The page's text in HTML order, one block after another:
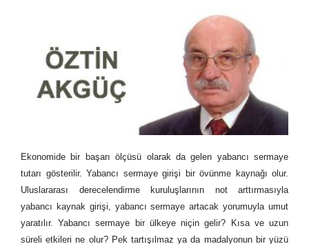
Ekonomide bir başarı ölçüsü olarak da gelen yabancı sermaye
tutarı gösterilir. Yabancı sermaye girişi bir övünme kaynağı olur.
Uluslararası derecelendirme kuruluşlarının not arttırmasıyla
yabancı kaynak girişi, yabancı sermaye artacak yorumuyla umut
yaratılır. Yabancı sermaye bir ülkeye niçin gelir? Kısa ve uzun
süreli etkileri ne olur? Pek tartışılmaz ya da madalyonun bir yüzü